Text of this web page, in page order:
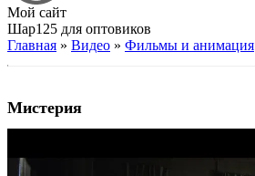
Мой сайт
Шар125 для оптовиков
Главная » Видео » Фильмы и анимация
Мистерия